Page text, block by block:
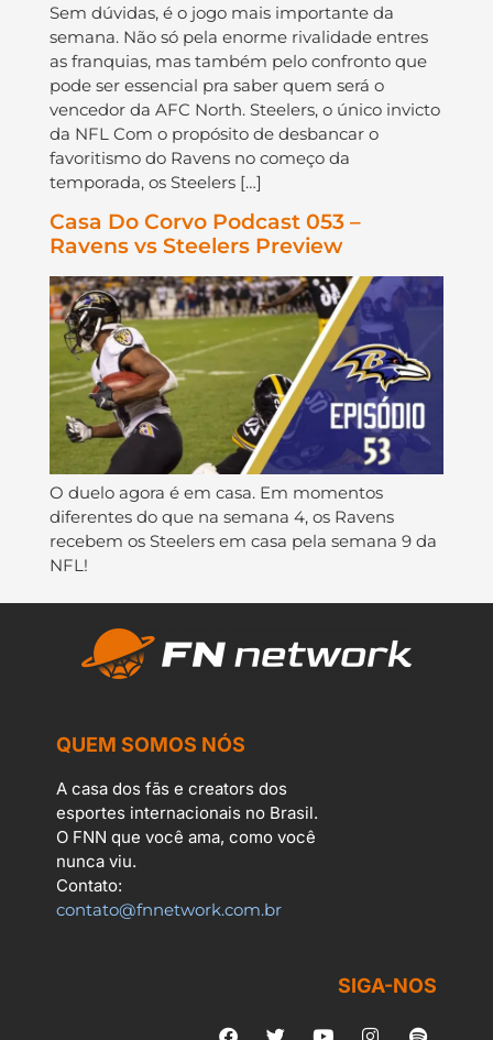
Sem dúvidas, é o jogo mais importante da
semana. Não só pela enorme rivalidade entres
as franquias, mas também pelo confronto que
pode ser essencial pra saber quem será o
vencedor da AFC North. Steelers, o único invicto
da NFL Com o propósito de desbancar o
favoritismo do Ravens no começo da
temporada, os Steelers […]
Casa Do Corvo Podcast 053 –
Ravens vs Steelers Preview
O duelo agora é em casa. Em momentos
diferentes do que na semana 4, os Ravens
recebem os Steelers em casa pela semana 9 da
NFL!
QUEM SOMOS NÓS
A casa dos fãs e creators dos
esportes internacionais no Brasil.
O FNN que você ama, como você
nunca viu.
Contato:
contato@fnnetwork.com.br
SIGA-NOS